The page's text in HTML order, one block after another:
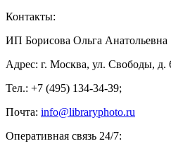
Контакты:
ИП Борисова Ольга Анатольевна
Адрес: г. Москва, ул. Свободы, д.
Тел.: +7 (495) 134-34-39;
Почта: info@libraryphoto.ru
Оперативная связь 24/7: